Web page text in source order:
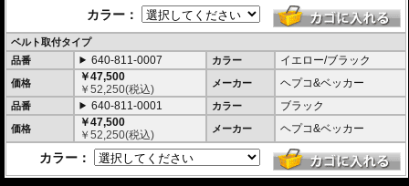
・大容量 17-19L。 一般的なサイズのヘルメットも収めることができます。
・耐荷重 5Kg
・サイズ H x W x D : 約27-34 x 43 x 40 cm
・重さ 約1.8kg
カラー：
ベルト取付タイプ
品番
640-811-0007 カラー イエロー/ブラック
価格
￥47,500
￥52,250(税込) メーカー ヘプコ&ベッカー
品番 640-811-0001 カラー ブラック
価格
￥47,500
￥52,250(税込) メーカー ヘプコ&ベッカー
カラー：